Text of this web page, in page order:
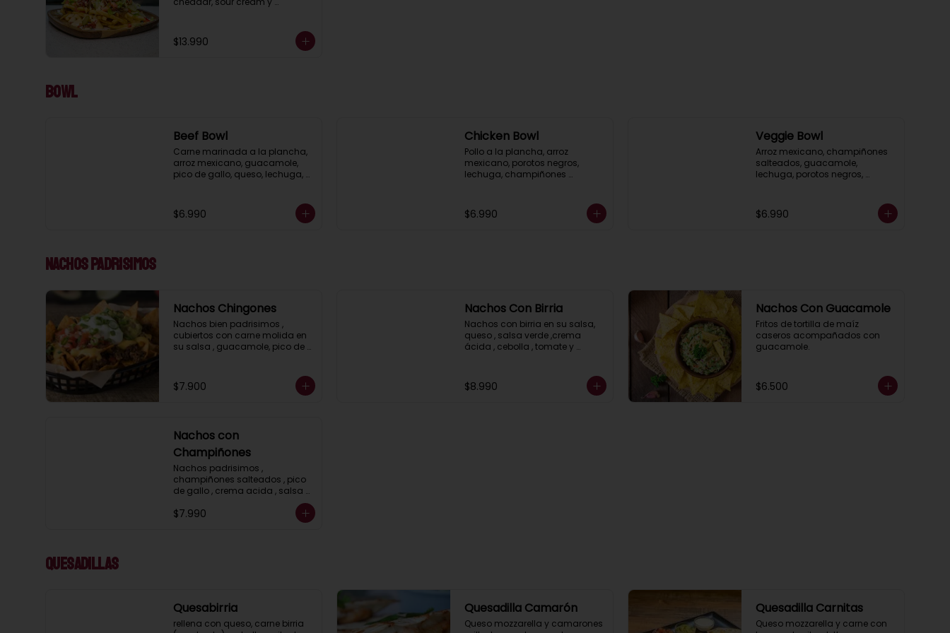
$13.990
Bowl
Beef Bowl
Carne marinada a la plancha,
arroz mexicano, guacamole,
pico de gallo, queso, lechuga,
$6.990
Chicken Bowl
Pollo a la plancha, arroz
mexicano, porotos negros,
lechuga, champiñones
cilantro.
$6.990
Veggie Bowl
Arroz mexicano, champiñones
salteados, guacamole,
lechuga, porotos negros,
de pico de gallo.
$6.990
Nachos Padrisimos
Nachos Chingones
Nachos bien padrisimos ,
cubiertos con carne molida en
su salsa , guacamole, pico de
$7.900
Nachos Con Birria
Nachos con birria en su salsa,
queso , salsa verde ,crema
ácida , cebolla , tomate y
$8.990
Nachos Con Guacamole
Fritos de tortilla de maíz
caseros acompañados con
guacamole.
$6.500
Nachos con
Champiñones
Nachos padrisimos ,
champiñones salteados , pico
de gallo , crema acida , salsa
ciboulette
$7.990
Quesadillas
Quesabirria
rellena con queso, carne birria
Quesadilla Camarón
Queso mozzarella y camarones
Quesadilla Carnitas
Queso mozzarella y carne con